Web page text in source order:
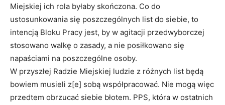
Miejskiej ich rola byłaby skończona. Co do
ustosunkowania się poszczególnych list do siebie, to
intencją Bloku Pracy jest, by w agitacji przedwyborczej
stosowano walkę o zasady, a nie posiłkowano się
napaściami na poszczególne osoby.
W przyszłej Radzie Miejskiej ludzie z różnych list będą
bowiem musieli z[e] sobą współpracować. Nie mogą więc
przedtem obrzucać siebie błotem. PPS, która w ostatnich